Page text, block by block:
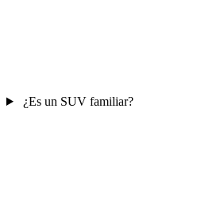
¿Es un SUV familiar?